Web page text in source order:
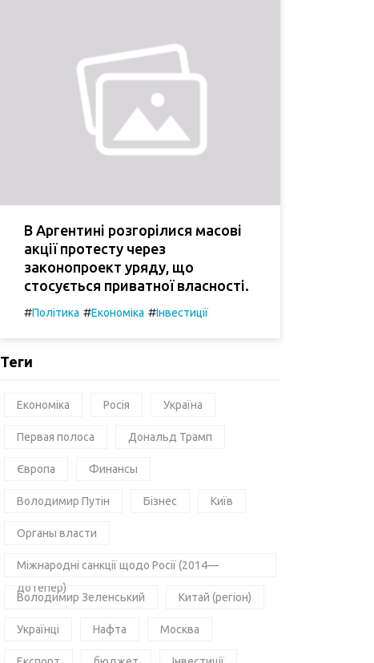
В Аргентині розгорілися масові
акції протесту через
законопроект уряду, що
стосується приватної власності.
#Політика #Економіка #Інвестиції
Теги
Економіка Росія Україна
Первая полоса Дональд Трамп
Європа Финансы
Володимир Путін Бізнес Київ
Органы власти
Міжнародні санкції щодо Росії (2014—
дотепер)
Володимир Зеленський Китай (регіон)
Українці Нафта Москва